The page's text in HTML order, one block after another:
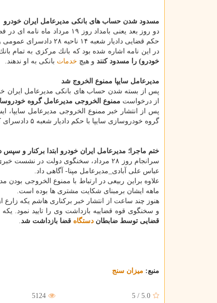
مسدود شدن حساب های بانكی مدیرعامل ایران خودرو
دو روز بعد یعنی بامداد روز
حكم قضایی دادیار شعبه ۱۴ ناحیه ۲۸ دادسرای عمومی و انقلاب تهران در مورد پرونده مدیرعامل گروه صنعتی ایران خودرو بود.
در این نامه اشاره شده بود كه بانك مركزی به تمام
خودرو) را مسدود كنند و هیچ خدمات بانكی به او ندهند.
مدیرعامل سایپا ممنوع الخروج شد
از درخواست ممنوع الخروجی مدیرعامل گروه
پس از انتشار خبر ممنوع الخروجی مدیرعامل سایپا،
گروه خودروسازی سایپا با حكم دادیار شعبه ۵ دادسرای كاركنان دولت از اسفندماه سال قبل
ختم ماجرا؛ مدیرعامل ایران خودرو ابتدا بركنار و
سرانجام روز ۲۸ مرداد، سخنگوی دولت در نشست خبری خود با اصحاب رسانه، از
عباس علی آبادی_مدیرعامل مپنا- آگاهی داد.
علاوه براین ربیعی در ارتباط با ممنوع الخروجی
ماهه ایشان برمبنای شكایت مشتری ها بوده است.
هنوز چند ساعت از انتشار خبر بركناری هاشم یكه
و سخنگوی قوه قضاییه بازداشت وی را تایید نمود. یكه
قضایی توسط ضابطان دستگاه قضا بازداشت شد.
منبع: میزان سنج
5.0
/
5
5124